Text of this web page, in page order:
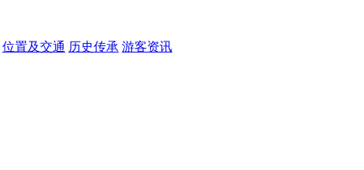
位置及交通 历史传承 游客资讯